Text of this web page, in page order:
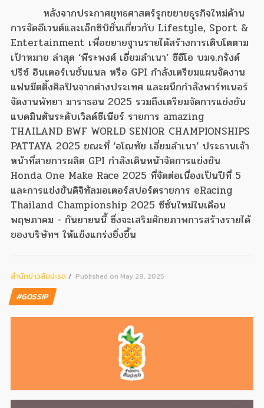
หลังจากประกาศยุทธศาสตร์รุกขยายธุรกิจใหม่ด้าน
การจัดอีเวนต์และเอ็กซิบิชั่นเกี่ยวกับ Lifestyle, Sport &
Entertainment เพื่อขยายฐานรายได้สร้างการเติบโตตาม
เป้าหมาย ล่าสุด ‘พีระพงศ์ เอี่ยมลำเนา’ ซีอีโอ บมจ.กรังด์
ปรีซ์ อินเตอร์เนชั่นแนล หรือ GPI กำลังเตรียมแผนจัดงาน
แฟนมีตติ้งศิลปินจากต่างประเทศ และผนึกกำลังพาร์ทเนอร์
จัดงานพัทยา มาราธอน 2025 รวมถึงเตรียมจัดการแข่งขัน
แบดมินตันระดับเวิลด์ซีเนียร์ รายการ amazing
THAILAND BWF WORLD SENIOR CHAMPIONSHIPS
PATTAYA 2025 ขณะที่ ‘อโณทัย เอี่ยมลำเนา’ ประธานเจ้า
หน้าที่สายการผลิต GPI กำลังเดินหน้าจัดการแข่งขัน
Honda One Make Race 2025 ที่จัดต่อเนื่องเป็นปีที่ 5
และการแข่งขันดิจิทัลมอเตอร์สปอร์ตรายการ eRacing
Thailand Championship 2025 ซีซั่นใหม่ในเดือน
พฤษภาคม - กันยายนนี้ ซึ่งจะเสริมศักยภาพการสร้างรายได้
ของบริษัทฯ ให้แข็งแกร่งยิ่งขึ้น
สํานักข่าวสับปะรด Published on May 28, 2025
#GOSSIP